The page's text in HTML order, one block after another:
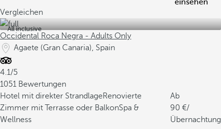
einsehen
Vergleichen
All inclusive
Occidental Roca Negra - Adults Only
Agaete (Gran Canaria), Spain
4.1/5
1051 Bewertungen
Hotel mit direkter StrandlageRenovierte
Zimmer mit Terrasse oder BalkonSpa &
Wellness
Ab
90
/
Übernachtung